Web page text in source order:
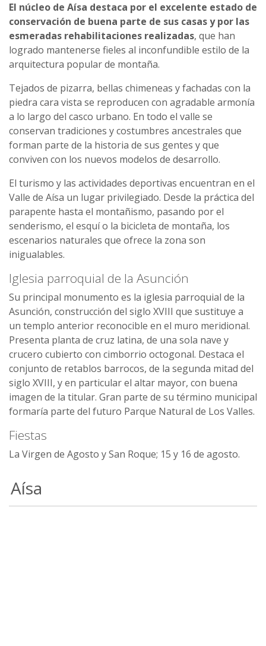
El núcleo de Aísa destaca por el excelente estado de
conservación de buena parte de sus casas y por las
esmeradas rehabilitaciones realizadas, que han
logrado mantenerse fieles al inconfundible estilo de la
arquitectura popular de montaña.
Tejados de pizarra, bellas chimeneas y fachadas con la
piedra cara vista se reproducen con agradable armonía
a lo largo del casco urbano. En todo el valle se
conservan tradiciones y costumbres ancestrales que
forman parte de la historia de sus gentes y que
conviven con los nuevos modelos de desarrollo.
El turismo y las actividades deportivas encuentran en el
Valle de Aísa un lugar privilegiado. Desde la práctica del
parapente hasta el montañismo, pasando por el
senderismo, el esquí o la bicicleta de montaña, los
escenarios naturales que ofrece la zona son
inigualables.
Iglesia parroquial de la Asunción
Su principal monumento es la iglesia parroquial de la
Asunción, construcción del siglo XVIII que sustituye a
un templo anterior reconocible en el muro meridional.
Presenta planta de cruz latina, de una sola nave y
crucero cubierto con cimborrio octogonal. Destaca el
conjunto de retablos barrocos, de la segunda mitad del
siglo XVIII, y en particular el altar mayor, con buena
imagen de la titular. Gran parte de su término municipal
formaría parte del futuro Parque Natural de Los Valles.
Fiestas
La Virgen de Agosto y San Roque; 15 y 16 de agosto.
Aísa